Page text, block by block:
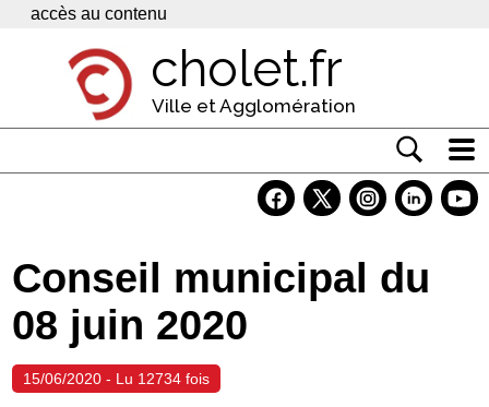
Panneau de gestion des cookies
accès au contenu
cholet.fr
Ville et Agglomération
Economie
Services
Contacts
Conseil municipal du
08 juin 2020
15/06/2020 - Lu 12734 fois